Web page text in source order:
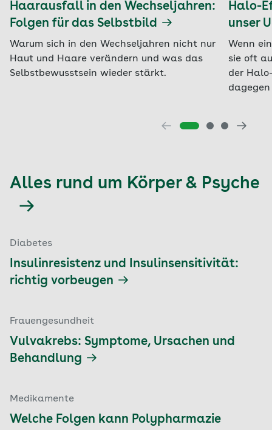
Haarausfall in den Wechseljahren:
Folgen für das Selbstbild
Warum sich in den Wechseljahren nicht nur
Haut und Haare verändern und was das
Selbstbewusstsein wieder stärkt.
Halo-
unser
Wenn
sie oft
der
Alles rund um Körper & Psyche
Diabetes
Insulinresistenz und Insulinsensitivität:
richtig vorbeugen
Frauengesundheit
Vulvakrebs: Symptome, Ursachen und
Behandlung
Medikamente
Welche Folgen kann Polypharmazie